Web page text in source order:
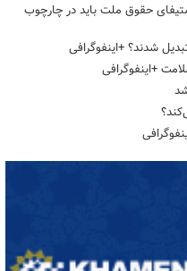
حقوق ملت باید در چارچوب
شدند؟ +اینفوگرافی